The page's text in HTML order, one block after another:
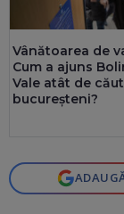
Vânătoarea de
Cum a ajuns
Vale atât de
bucureșteni?